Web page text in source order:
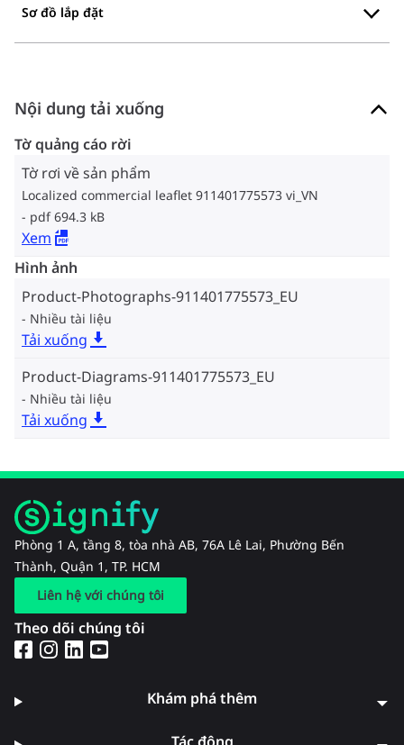
Sơ đồ lắp đặt
Nội dung tải xuống
Tờ quảng cáo rời
Tờ rơi về sản phẩm
Localized commercial leaflet 911401775573 vi_VN
pdf 694.3 kB
Xem
Hình ảnh
Product-Photographs-911401775573_EU
Nhiều tài liệu
Tải xuống
Product-Diagrams-911401775573_EU
Nhiều tài liệu
Tải xuống
Phòng 1 A, tầng 8, tòa nhà AB, 76A Lê Lai, Phường Bến
Thành, Quận 1, TP. HCM
Liên hệ với chúng tôi
Theo dõi chúng tôi
Khám phá thêm